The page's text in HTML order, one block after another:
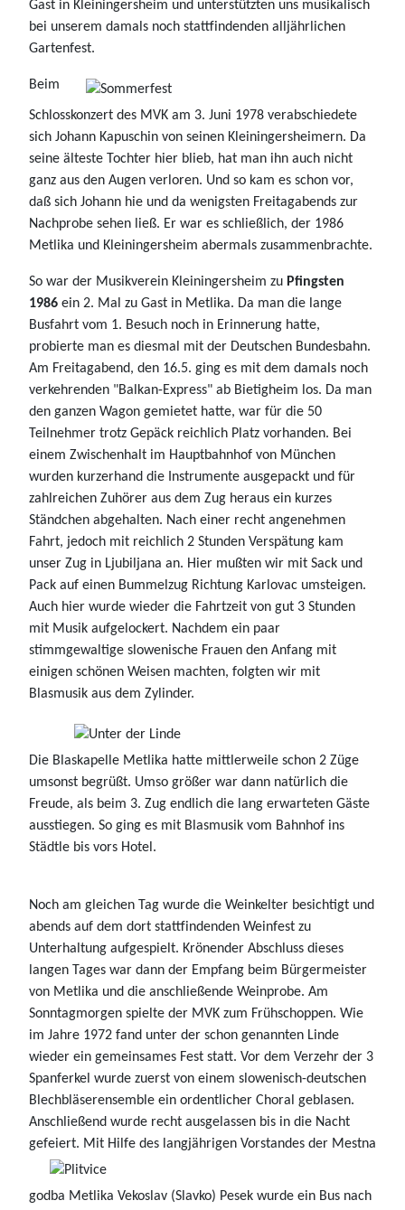
Gast in Kleiningersheim und unterstützten uns musikalisch
bei unserem damals noch stattfindenden alljährlichen
Gartenfest.
Beim
Schlosskonzert des MVK am 3. Juni 1978 verabschiedete
sich Johann Kapuschin von seinen Kleiningersheimern. Da
seine älteste Tochter hier blieb, hat man ihn auch nicht
ganz aus den Augen verloren. Und so kam es schon vor,
daß sich Johann hie und da wenigsten Freitagabends zur
Nachprobe sehen ließ. Er war es schließlich, der 1986
Metlika und Kleiningersheim abermals zusammenbrachte.
So war der Musikverein Kleiningersheim zu Pfingsten
1986 ein 2. Mal zu Gast in Metlika. Da man die lange
Busfahrt vom 1. Besuch noch in Erinnerung hatte,
probierte man es diesmal mit der Deutschen Bundesbahn.
Am Freitagabend, den 16.5. ging es mit dem damals noch
verkehrenden "Balkan-Express" ab Bietigheim los. Da man
den ganzen Wagon gemietet hatte, war für die 50
Teilnehmer trotz Gepäck reichlich Platz vorhanden. Bei
einem Zwischenhalt im Hauptbahnhof von München
wurden kurzerhand die Instrumente ausgepackt und für
zahlreichen Zuhörer aus dem Zug heraus ein kurzes
Ständchen abgehalten. Nach einer recht angenehmen
Fahrt, jedoch mit reichlich 2 Stunden Verspätung kam
unser Zug in Ljubiljana an. Hier mußten wir mit Sack und
Pack auf einen Bummelzug Richtung Karlovac umsteigen.
Auch hier wurde wieder die Fahrtzeit von gut 3 Stunden
mit Musik aufgelockert. Nachdem ein paar
stimmgewaltige slowenische Frauen den Anfang mit
einigen schönen Weisen machten, folgten wir mit
Blasmusik aus dem Zylinder.
Die Blaskapelle Metlika hatte mittlerweile schon 2 Züge
umsonst begrüßt. Umso größer war dann natürlich die
Freude, als beim 3. Zug endlich die lang erwarteten Gäste
ausstiegen. So ging es mit Blasmusik vom Bahnhof ins
Städtle bis vors Hotel.
Noch am gleichen Tag wurde die Weinkelter besichtigt und
abends auf dem dort stattfindenden Weinfest zu
Unterhaltung aufgespielt. Krönender Abschluss dieses
langen Tages war dann der Empfang beim Bürgermeister
von Metlika und die anschließende Weinprobe. Am
Sonntagmorgen spielte der MVK zum Frühschoppen. Wie
im Jahre 1972 fand unter der schon genannten Linde
wieder ein gemeinsames Fest statt. Vor dem Verzehr der 3
Spanferkel wurde zuerst von einem slowenisch-deutschen
Blechbläserensemble ein ordentlicher Choral geblasen.
Anschließend wurde recht ausgelassen bis in die Nacht
gefeiert. Mit Hilfe des langjährigen Vorstandes der Mestna
godba Metlika Vekoslav (Slavko) Pesek wurde ein Bus nach